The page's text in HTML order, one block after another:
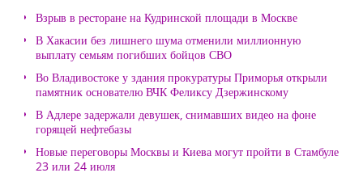
Взрыв в ресторане на Кудринской площади в Москве
В Хакасии без лишнего шума отменили миллионную
выплату семьям погибших бойцов СВО
Во Владивостоке у здания прокуратуры Приморья открыли
памятник основателю ВЧК Феликсу Дзержинскому
В Адлере задержали девушек, снимавших видео на фоне
горящей нефтебазы
Новые переговоры Москвы и Киева могут пройти в Стамбуле
23 или 24 июля